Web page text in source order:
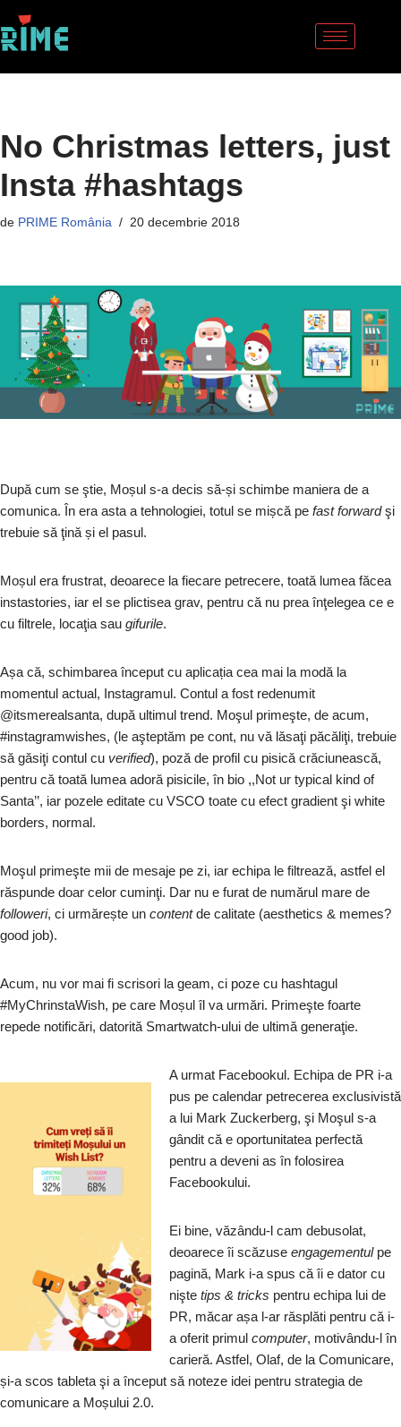
Sari
No Christmas letters, just
Insta #hashtags
de PRIME România 20 decembrie 2018
După cum se ştie, Moșul s-a decis să-și schimbe maniera de a
comunica. În era asta a tehnologiei, totul se mișcă pe fast forwardşi
trebuie să ţină și el pasul.
Moșul era frustrat, deoarece la fiecare petrecere, toată lumea făcea
instastories, iar el se plictisea grav, pentru că nu prea înţelegea ce e
cu filtrele, locaţia sau gifurile.
Așa că, schimbarea început cu aplicația cea mai la modă la
momentul actual, Instagramul. Contul a fost redenumit
@itsmerealsanta, după ultimul trend. Moşul primeşte, de acum,
#instagramwishes, (le aşteptăm pe cont, nu vă lăsaţi păcăliţi, trebuie
să găsiţi contul cu verified), poză de profil cu pisică crăciunească,
pentru că toată lumea adoră pisicile, în bio ,,Not ur typical kind of
Santa’’, iar pozele editate cu VSCO toate cu efect gradient şi white
borders, normal.
Moşul primeşte mii de mesaje pe zi, iar echipa le filtrează, astfel el
răspunde doar celor cuminţi. Dar nu e furat de numărul mare de
followeri, ci urmărește un contentde calitate (aesthetics & memes?
good job).
Acum, nu vor mai fi scrisori la geam, ci poze cu hashtagul
#MyChrinstaWish, pe care Moșul îl va urmări. Primeşte foarte
repede notificări, datorită Smartwatch-ului de ultimă generaţie.
A urmat Facebookul. Echipa de PR i-a
pus pe calendar petrecerea exclusivistă
a lui Mark Zuckerberg, şi Moşul s-a
gândit că e oportunitatea perfectă
pentru a deveni as în folosirea
Facebookului.
Ei bine, văzându-l cam debusolat,
deoarece îi scăzuse engagementulpe
pagină, Mark i-a spus că îi e dator cu
nişte tips & tricks pentru echipa lui de
PR, măcar așa l-ar răsplăti pentru că i-
a oferit primul computer, motivându-l în
carieră. Astfel, Olaf, de la Comunicare,
și-a scos tableta şi a început să noteze idei pentru strategia de
comunicare a Moșului 2.0.